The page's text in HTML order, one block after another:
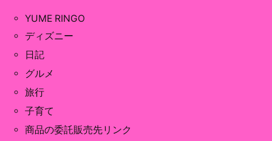
YUME RINGO
ディズニー
日記
グルメ
旅行
子育て
商品の委託販売先リンク